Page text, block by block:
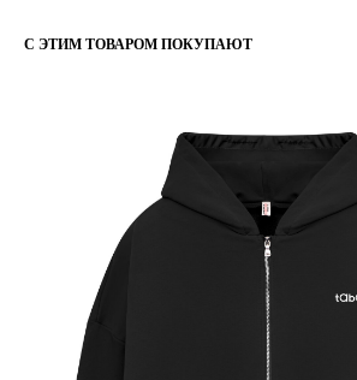
С ЭТИМ ТОВАРОМ ПОКУПАЮТ
Все товары
TABOO БАЗА
TABOO КАПСУЛА
TABOO ФОРМ
Оверсайз для женщин
ПОЛЕЗНАЯ
ИНФОРМАЦИЯ
О бренде
Вакансии
Бонусная система
Сервис и помощь
рассылки